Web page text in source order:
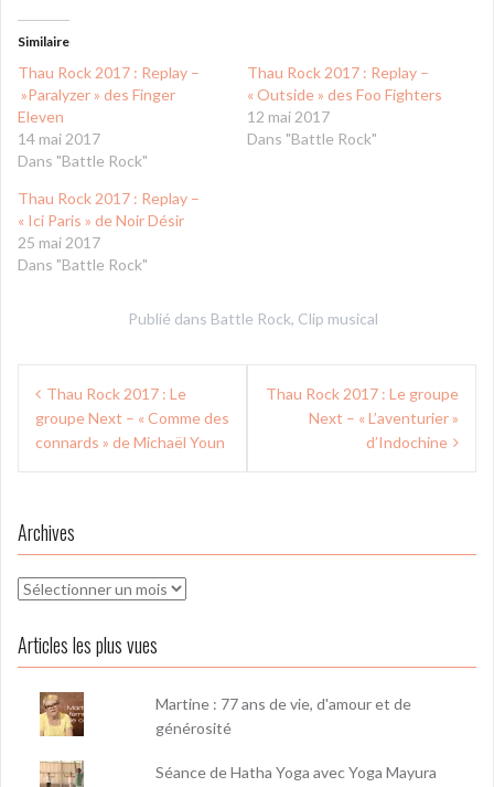
Similaire
Thau Rock 2017 : Replay –
»Paralyzer » des Finger
Eleven
14 mai 2017
Dans "Battle Rock"
Thau Rock 2017 : Replay –
« Outside » des Foo Fighters
12 mai 2017
Dans "Battle Rock"
Thau Rock 2017 : Replay –
« Ici Paris » de Noir Désir
25 mai 2017
Dans "Battle Rock"
Publié dans Battle Rock, Clip musical
Navigation
de
l’article
Thau Rock 2017 : Le
groupe Next – « Comme des
connards » de Michaël Youn
Thau Rock 2017 : Le groupe
Next – « L’aventurier »
d’Indochine
Archives
Archives
Articles les plus vues
Martine : 77 ans de vie, d'amour et de
générosité
Séance de Hatha Yoga avec Yoga Mayura